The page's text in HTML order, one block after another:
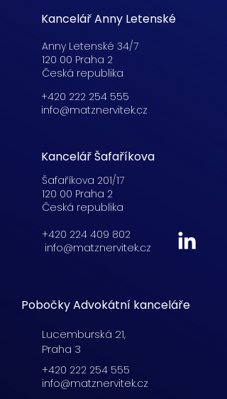
Kancelář Anny Letenské
Anny Letenské 34/7
120 00 Praha 2
Česká republika
+420 222 254 555
info@matznervitek.cz
Kancelář Šafaříkova
Šafaříkova 201/17
120 00 Praha 2
Česká republika
+420 224 409 802
info@matznervitek.cz
Pobočky Advokátní kanceláře
Lucemburská 21,
Praha 3
+420 222 254 555
info@matznervitek.cz